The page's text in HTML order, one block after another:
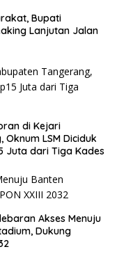
Bupati
Lanjutan Jalan
di Kejari
LSM Diciduk
Juta dari Tiga Kades
Akses Menuju
Dukung